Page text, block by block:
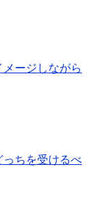
ージしながら
ちを受けるべ